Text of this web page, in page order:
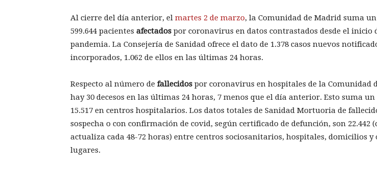
Al cierre del día anterior, el martes 2 de marzo, la Comunidad de Madrid suma
599.644 pacientes afectados por coronavirus en datos contrastados desde el inicio
pandemia. La Consejería de Sanidad ofrece el dato de 1.378 casos nuevos
incorporados, 1.062 de ellos en las últimas 24 horas.
Respecto al número de fallecidos por coronavirus en hospitales de la Comunidad
hay 30 decesos en las últimas 24 horas, 7 menos que el día anterior. Esto suma
15.517 en centros hospitalarios. Los datos totales de Sanidad Mortuoria de
sospecha o con confirmación de covid, según certificado de defunción, son 22.442
actualiza cada 48-72 horas) entre centros sociosanitarios, hospitales, domicilios y
lugares.